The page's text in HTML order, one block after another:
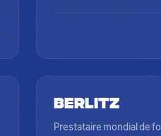
Berlitz
Prestataire mondial de